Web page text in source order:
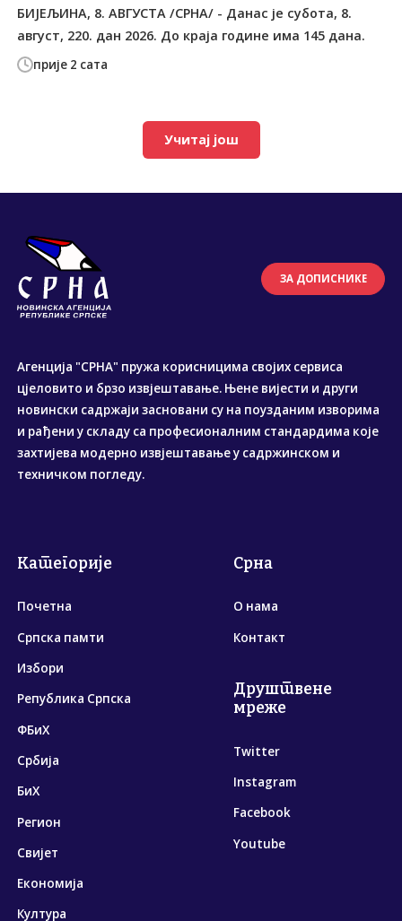
прије 2 сата
БИЈЕЉИНА, 8. АВГУСТА /СРНА/ - Данас је субота, 8.
август, 220. дан 2026. До краја године има 145 дана.
Учитај још
ЗА ДОПИСНИКЕ
Агенција "СРНА" пружа корисницима својих сервиса
цјеловито и брзо извјештавање. Њене вијести и други
новински садржаји засновани су на поузданим изворима
и рађени у складу са професионалним стандардима које
захтијева модерно извјештавање у садржинском и
техничком погледу.
Категорије
Почетна
Српска памти
Избори
Република Српска
ФБиХ
Србија
БиХ
Регион
Свијет
Економија
Култура
Срна
О нама
Контакт
Друштвене
мреже
Twitter
Instagram
Facebook
Youtube